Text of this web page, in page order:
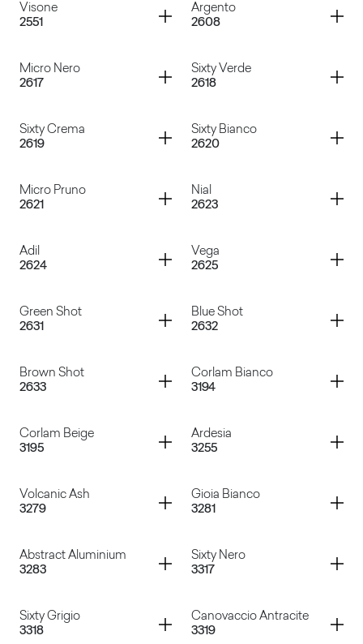
Visone
2551
Container
Argento
2608
Container
Micro Nero
2617
Container
Sixty Verde
2618
Container
Sixty Crema
2619
Container
Sixty Bianco
2620
Container
Micro Pruno
2621
Container
Nial
2623
Container
Adil
2624
Container
Vega
2625
Container
Green Shot
2631
Container
Blue Shot
2632
Container
Brown Shot
2633
Container
Corlam Bianco
3194
Container
Corlam Beige
3195
Container
Ardesia
3255
Container
Volcanic Ash
3279
Container
Gioia Bianco
3281
Container
Abstract Aluminium
3283
Container
Sixty Nero
3317
Container
Sixty Grigio
3318
Container
Canovaccio Antracite
3319
Container